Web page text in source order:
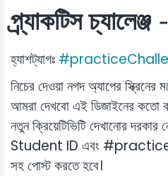
প্র্যাকটিস চ্যালেঞ্জ
হ্যাশট্যাগঃ
নিচের দেওয়া নগদ অ্যাপের
আমরা দেখবো এই ডিজাইনের কতো
নতুন ক্রিয়েটিভিটি দেখানোর
Student ID এবং
সহ পোস্ট করতে হবে।